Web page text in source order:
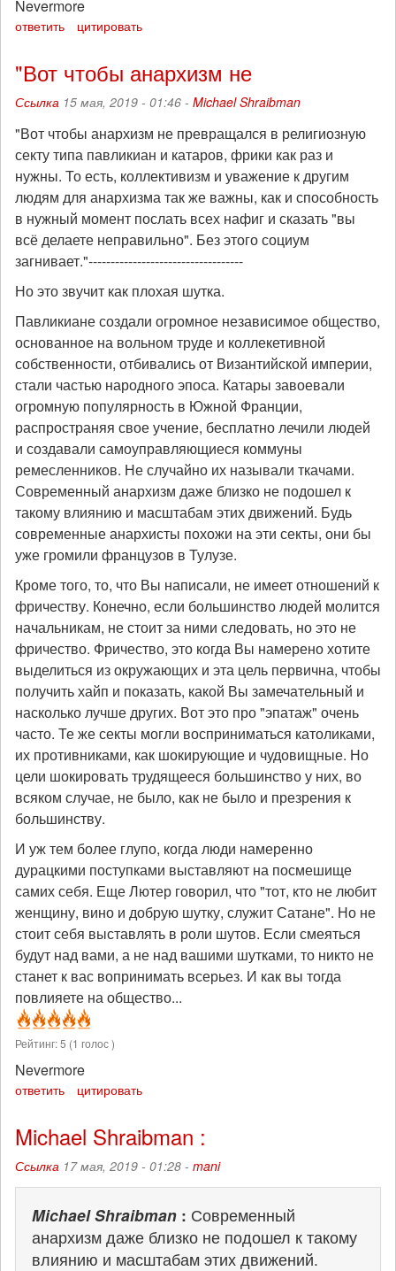
Nevermore
ответить цитировать
"Вот чтобы анархизм не
Ссылка 15 мая, 2019 - 01:46 - Michael Shraibman
"Вот чтобы анархизм не превращался в религиозную
секту типа павликиан и катаров, фрики как раз и
нужны. То есть, коллективизм и уважение к другим
людям для анархизма так же важны, как и способность
в нужный момент послать всех нафиг и сказать "вы
всё делаете неправильно". Без этого социум
загнивает."-----------------------------------
Но это звучит как плохая шутка.
Павликиане создали огромное независимое общество,
основанное на вольном труде и коллекетивной
собственности, отбивались от Византийской империи,
стали частью народного эпоса. Катары завоевали
огромную популярность в Южной Франции,
распространяя свое учение, бесплатно лечили людей
и создавали самоуправляющиеся коммуны
ремесленников. Не случайно их называли ткачами.
Современный анархизм даже близко не подошел к
такому влиянию и масштабам этих движений. Будь
современные анархисты похожи на эти секты, они бы
уже громили французов в Тулузе.
Кроме того, то, что Вы написали, не имеет отношений к
фричеству. Конечно, если большинство людей молится
начальникам, не стоит за ними следовать, но это не
фричество. Фричество, это когда Вы намерено хотите
выделиться из окружающих и эта цель первична, чтобы
получить хайп и показать, какой Вы замечательный и
насколько лучше других. Вот это про "эпатаж" очень
часто. Те же секты могли восприниматься католиками,
их противниками, как шокирующие и чудовищные. Но
цели шокировать трудящееся большинство у них, во
всяком случае, не было, как не было и презрения к
большинству.
И уж тем более глупо, когда люди намеренно
дурацкими поступками выставляют на посмешище
самих себя. Еще Лютер говорил, что "тот, кто не любит
женщину, вино и добрую шутку, служит Сатане". Но не
стоит себя выставлять в роли шутов. Если смеяться
будут над вами, а не над вашими шутками, то никто не
станет к вас вопринимать всерьез. И как вы тогда
повлияете на общество...
Рейтинг:5 (1 голос )
Nevermore
ответить цитировать
Michael Shraibman :
Ссылка 17 мая, 2019 - 01:28 - mani
Michael Shraibman: Современный
анархизм даже близко не подошел к такому
влиянию и масштабам этих движений.